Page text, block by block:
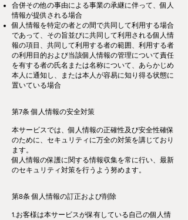
合併その他の事由による事業の承継に伴って、個人
情報が提供される場合
個人情報を特定の者との間で共同して利用する場合
であって、その旨並びに共同して利用される個人情
報の項目、共同して利用する者の範囲、利用する者
の利用目的および当該個人情報の管理について責任
を有する者の氏名または名称について、あらかじめ
本人に通知し、または本人が容易に知り得る状態に
置いている場合
第7条 個人情報の安全対策
本サービスでは、個人情報の正確性及び安全性確保
のために、セキュリティに万全の対策を講じており
ます。
個人情報の保護に関する情報収集を常に行い、最新
のセキュリティ対策を行うよう努めます。
第8条 個人情報の訂正および削除
1.お客様は本サービスが保有している自己の個人情